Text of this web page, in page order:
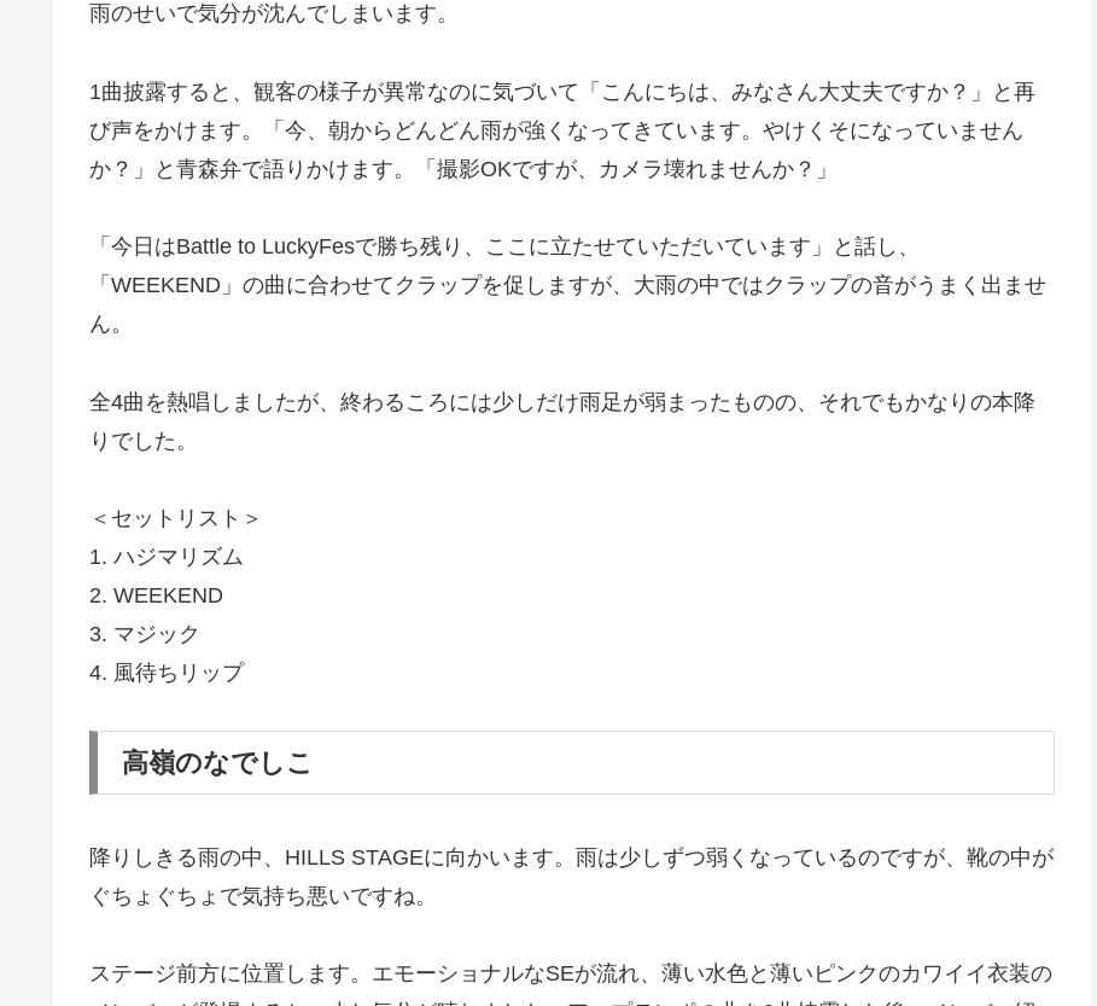
雨のせいで気分が沈んでしまいます。
1曲披露すると、観客の様子が異常なのに気づいて「こんにちは、みなさん大丈夫ですか？」と再
び声をかけます。「今、朝からどんどん雨が強くなってきています。やけくそになっていません
か？」と青森弁で語りかけます。「撮影OKですが、カメラ壊れませんか？」
「今日はBattle to LuckyFesで勝ち残り、ここに立たせていただいています」と話し、
「WEEKEND」の曲に合わせてクラップを促しますが、大雨の中ではクラップの音がうまく出ませ
ん。
全4曲を熱唱しましたが、終わるころには少しだけ雨足が弱まったものの、それでもかなりの本降
りでした。
＜セットリスト＞
1. ハジマリズム
2. WEEKEND
3. マジック
4. 風待ちリップ
高嶺のなでしこ
降りしきる雨の中、HILLS STAGEに向かいます。雨は少しずつ弱くなっているのですが、靴の中が
ぐちょぐちょで気持ち悪いですね。
ステージ前方に位置します。エモーショナルなSEが流れ、薄い水色と薄いピンクのカワイイ衣装の